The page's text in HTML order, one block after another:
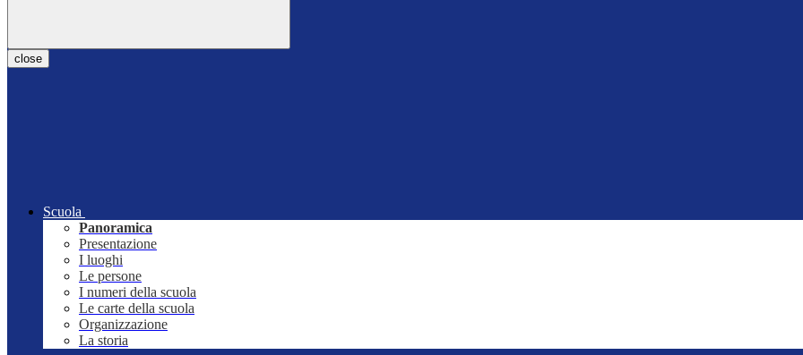
close
Scuola
Panoramica
Presentazione
I luoghi
Le persone
I numeri della scuola
Le carte della scuola
Organizzazione
La storia